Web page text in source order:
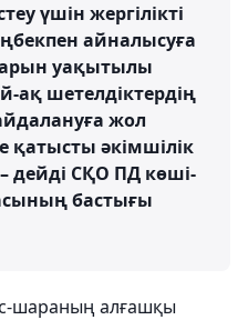
үшін жергілікті
айналысуға
уақытылы
ақ шетелдіктердің
жол
қатысты әкімшілік
дейді СҚО ПД көші-
бастығы
шараның алғашқы